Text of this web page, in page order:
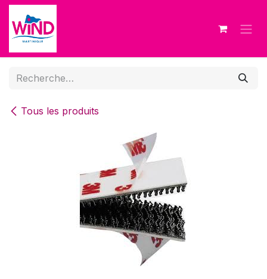
Se rendre au contenu
Tous les produits